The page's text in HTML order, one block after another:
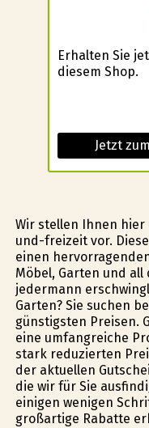
Erhalten Sie
diesem Shop.
Jetzt
Wir stellen Ihnen hier
und-freizeit vor.
einen
Möbel, Garten und
jedermann
Garten? Sie suchen
günstigsten Preisen.
eine umfangreiche
stark reduzierten
der aktuellen
die wir für Sie
einigen wenigen
großartige Rabatte